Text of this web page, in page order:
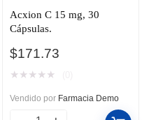
Acxion C 15 mg, 30
Cápsulas.
$171.73
★ ★ ★ ★ ★
Vendido por Farmacia Demo